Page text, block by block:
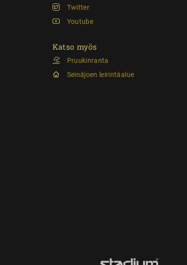
Twitter
Youtube
Katso myös
Pruukinranta
Seinäjoen leirintäalue